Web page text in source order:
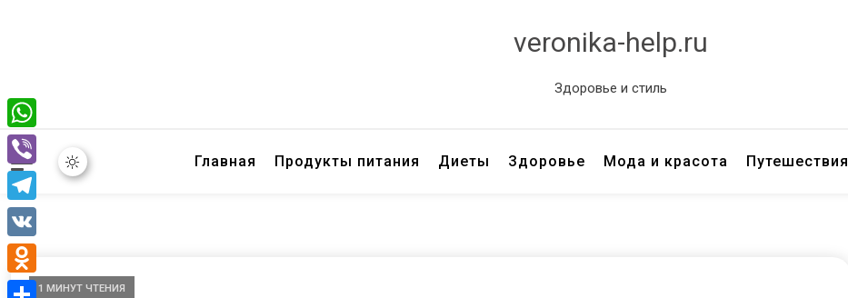
veronika-help.ru
Здоровье и стиль
Главная Продукты питания Диеты Здоровье Мода и красота Путешествия
1 МИНУТ ЧТЕНИЯ
WhatsApp
Viber
Telegram
VK
Odnoklassniki